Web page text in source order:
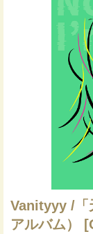
Vanityyy /「
アルバム）